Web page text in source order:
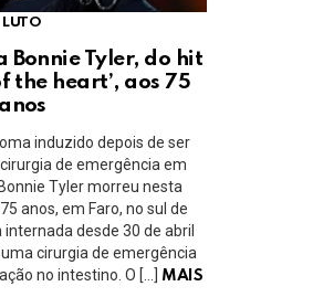
LUTO
Bonnie Tyler, do hit
the heart’, aos 75
anos
induzido depois de ser
de emergência em
Tyler morreu nesta
anos, em Faro, no sul de
desde 30 de abril
cirurgia de emergência
no intestino. O […]
MAIS